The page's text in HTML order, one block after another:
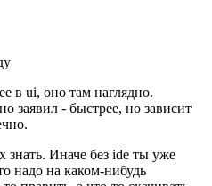
в ui, оно там наглядно.
заявил - быстрее, но зависит
знать. Иначе без ide ты уже
надо на каком-нибудь